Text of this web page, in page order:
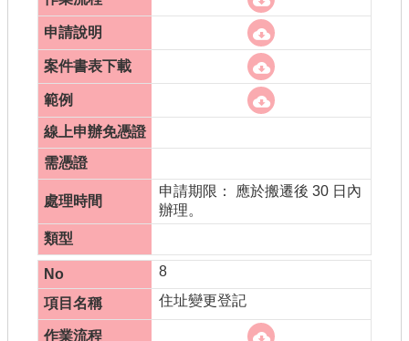
申請期限： 應於搬遷後 30 日內
辦理。
8
住址變更登記